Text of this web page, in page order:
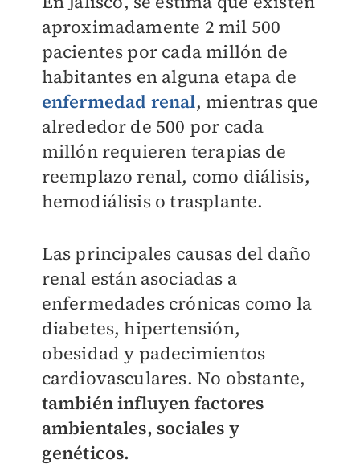
aproximadamente 2 mil 500
pacientes por cada millón de
habitantes en alguna etapa de
enfermedad renal, mientras que
alrededor de 500 por cada
millón requieren terapias de
reemplazo renal, como diálisis,
hemodiálisis o trasplante.
Las principales causas del daño
renal están asociadas a
enfermedades crónicas como la
diabetes, hipertensión,
obesidad y padecimientos
cardiovasculares. No obstante,
también influyen factores
ambientales, sociales y
genéticos.